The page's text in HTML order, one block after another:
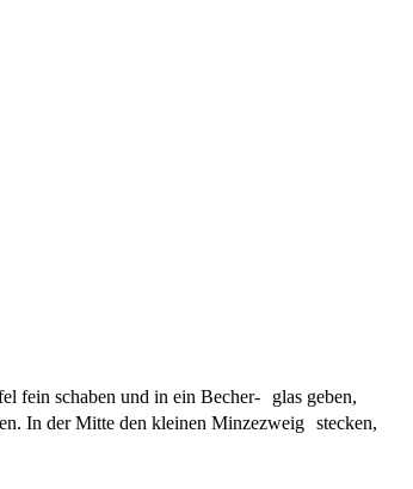
fein schaben und in ein Becher- glas geben,
In der Mitte den kleinen Minzezweig stecken,